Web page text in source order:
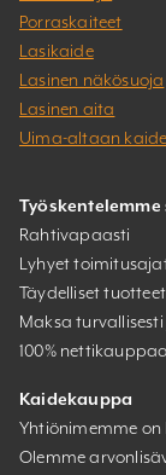
Porraskaiteet
Lasikaide
Lasinen näkösuoja
Lasinen aita
Uima-altaan kaide
Rahtivapaasti
Lyhyet
Täydelliset
Maksa
100%
Kaidekauppa
Yhtiönimemme on
Olemme